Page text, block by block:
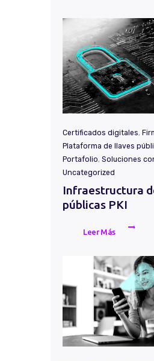
Certificados digitales,
Plataforma de llaves
Portafolio, Soluciones
Uncategorized
Infraestructura
públicas PKI
Leer Más